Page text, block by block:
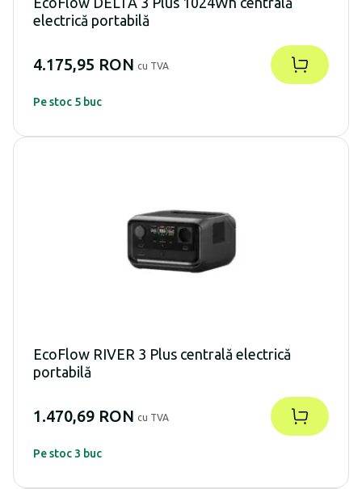
electrică portabilă
4.175,95 RON cu TVA
Pe stoc 5 buc
EcoFlow RIVER 3 Plus centrală electrică
portabilă
1.470,69 RON cu TVA
Pe stoc 3 buc